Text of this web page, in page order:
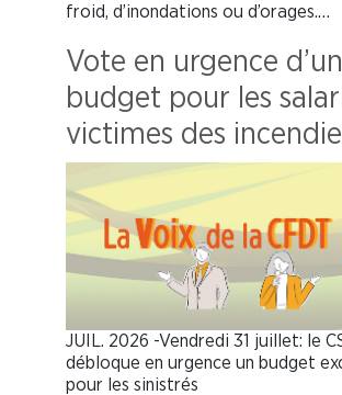
froid, d’inondations ou d’orages.…
Vote en urgence d’un
budget pour les
victimes des
JUIL. 2026 -Vendredi 31 juillet: le
débloque en urgence un budget
pour les sinistrés